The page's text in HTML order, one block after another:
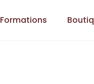
Formations